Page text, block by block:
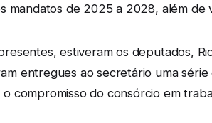
mandatos de 2025 a 2028, além de
estiveram os deputados,
entregues ao secretário uma
compromisso do consórcio em